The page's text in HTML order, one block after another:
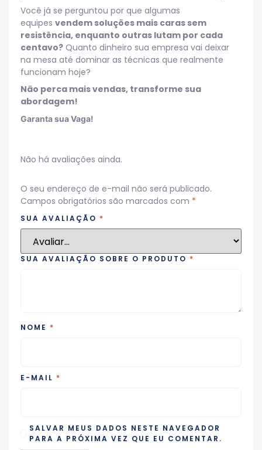
Você já se perguntou por que algumas
equipes vendem soluções mais caras sem
resistência, enquanto outras lutam por cada
centavo? Quanto dinheiro sua empresa vai deixar
na mesa até dominar as técnicas que realmente
funcionam hoje?
Não perca mais vendas, transforme sua
abordagem!
Garanta sua Vaga!
Não há avaliações ainda.
O seu endereço de e-mail não será publicado.
Campos obrigatórios são marcados com *
SUA AVALIAÇÃO *
SUA AVALIAÇÃO SOBRE O PRODUTO *
NOME *
E-MAIL *
SALVAR MEUS DADOS NESTE NAVEGADOR
PARA A PRÓXIMA VEZ QUE EU COMENTAR.